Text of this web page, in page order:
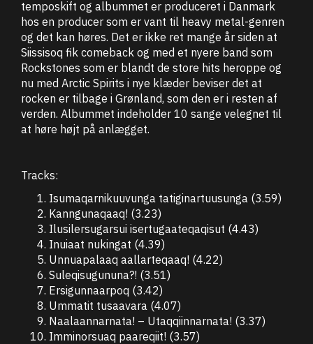
temposkift og albummet er produceret i Danmark
hos en producer som er vant til heavy metal-genren
og det kan høres. Det er ikke ret mange år siden at
Siissisoq fik comeback og med et nyere band som
Rockstones som er blandt de store hits heroppe og
nu med Arctic Spirits i nye klæder beviser det at
rocken er tilbage i Grønland, som den er i resten af
verden. Albummet indeholder 10 sange velegnet til
at høre højt på anlægget.
Tracks:
Isumaqarnikuuvunga tatiginartuusunga (3.59)
Kanngunaqaaq! (3.23)
Ilusilersugarsui isertugaateqaqisut (4.43)
Inuiaat nukingat (4.39)
Unnuapalaaq aallarteqaaq! (4.22)
Suleqisugununa?! (3.51)
Ersigunnaarpoq (3.42)
Ummatit tusaavara (4.07)
Naalaannarnata! – Utaqqiinnarnata! (3.37)
Imminorsuaq paareqiit! (3.57)